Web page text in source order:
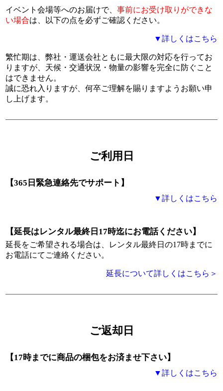
イベント会場等へのお届けで、事前にお受け取りができな
い場合は、以下の点を必ずご確認ください。
▼詳しくはこちら
繁忙期は、弊社・運送会社ともに最大限の対応を行ってお
りますが、天候・交通状況・物量の影響を完全に防ぐこと
はできません。
誠に恐れ入りますが、何卒ご理解を賜りますようお願い申
し上げます。
ご利用日
【365日緊急連絡先でサポート】
▼詳しくはこちら
【延長はレンタル最終日17時迄にお電話ください】
延長をご希望される場合は、レンタル最終日の17時までに
お電話にてご連絡ください。
延長について詳しくはこちら＞
ご返却日
【17時までに商品の梱包をお済ませ下さい】
▼詳しくはこちら